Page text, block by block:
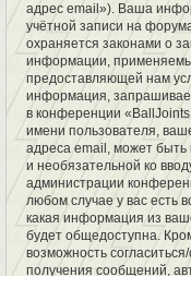
адрес email»). Ваша
учётной записи на
охраняется законами о
информации,
предоставляющей нам
информация,
в конференции
имени пользователя,
адреса email, может быть
и необязательной ко
администрации
любом случае у вас есть
какая информация из
будет общедоступна.
возможность
получения сообщений,